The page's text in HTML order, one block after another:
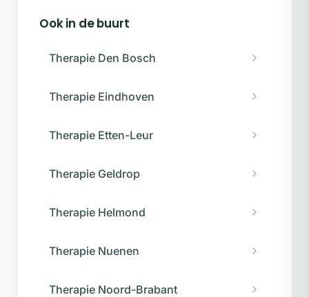
Ook in de buurt
Therapie Den Bosch
Therapie Eindhoven
Therapie Etten-Leur
Therapie Geldrop
Therapie Helmond
Therapie Nuenen
Therapie Noord-Brabant